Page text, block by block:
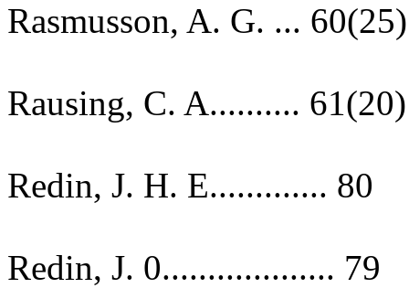
Rasmusson, A. G. ... 60(25)
Rausing, C. A.......... 61(20)
Redin, J. H. E............. 80
Redin, J. 0................... 79